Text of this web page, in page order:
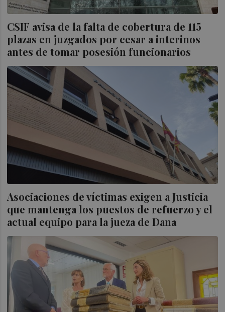
CSIF avisa de la falta de cobertura de 115
plazas en juzgados por cesar a interinos
antes de tomar posesión funcionarios
Asociaciones de víctimas exigen a Justicia
que mantenga los puestos de refuerzo y el
actual equipo para la jueza de Dana